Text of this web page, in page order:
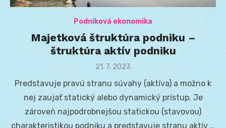
Podniková ekonomika
Majetková štruktúra podniku –
štruktúra aktív podniku
Posted
21. 7. 2023
Predstavuje pravú stranu súvahy (aktíva) a možno k
nej zaujať statický alebo dynamický prístup. Je
zároveň najpodrobnejšou statickou (stavovou)
charakteristikou podniku a predstavuje stranu aktív …